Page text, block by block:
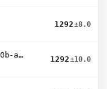
1292±8.0
nvidia-nemotron-3-nano-30b-a3b-bf16
1292±10.0